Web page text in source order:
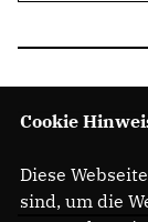
Cookie
Diese
sind, um die